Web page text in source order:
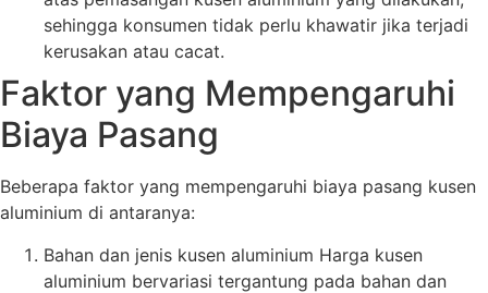
sehingga konsumen tidak perlu khawatir jika terjadi
kerusakan atau cacat.
Faktor yang Mempengaruhi
Biaya Pasang
Beberapa faktor yang mempengaruhi biaya pasang kusen
aluminium di antaranya:
Bahan dan jenis kusen aluminium Harga kusen
aluminium bervariasi tergantung pada bahan dan